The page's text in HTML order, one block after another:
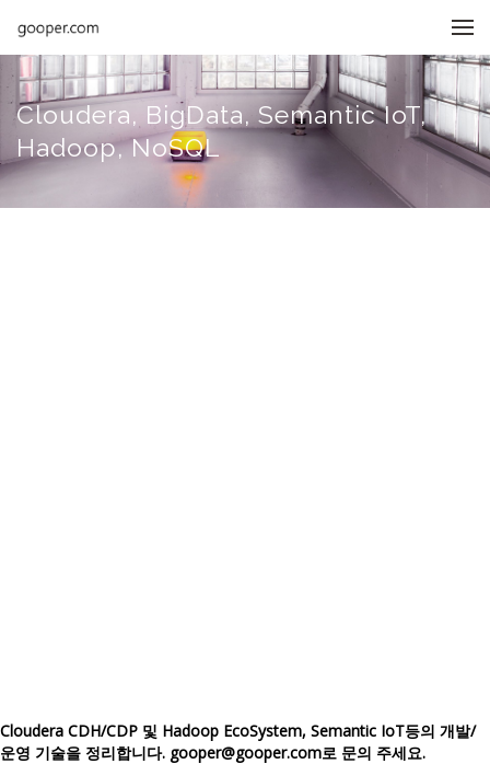
Cloudera, BigData, Semantic IoT,
Hadoop, NoSQL
Cloudera CDH/CDP 및 Hadoop EcoSystem, Semantic IoT등의 개발/
운영 기술을 정리합니다. gooper@gooper.com로 문의 주세요.